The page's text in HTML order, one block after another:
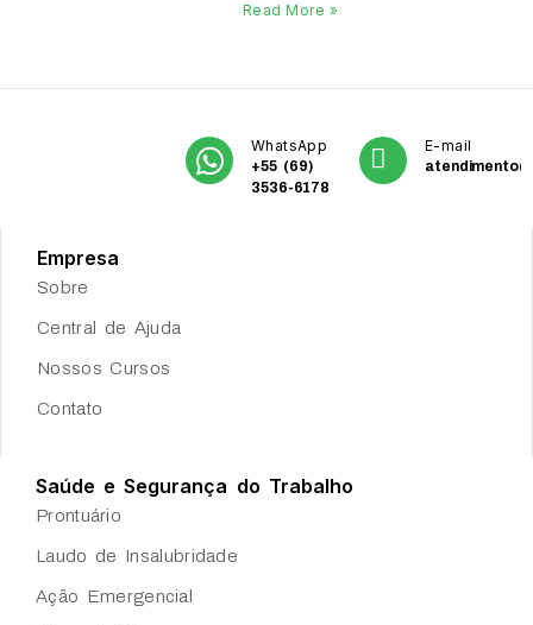
Read More »
WhatsApp
+55 (69)
3536-6178
E-mail
Empresa
Sobre
Central de Ajuda
Nossos Cursos
Contato
Saúde e Segurança do Trabalho
Prontuário
Laudo de Insalubridade
Ação Emergencial